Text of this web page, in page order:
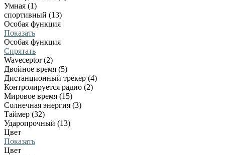
Умная (1)
спортивный (13)
Особая функция
Показать
Особая функция
Спрятать
Waveceptor (2)
Двойное время (5)
Дистанционный трекер (4)
Контролируется радио (2)
Мировое время (15)
Солнечная энергия (3)
Таймер (32)
Ударопрочный (13)
Цвет
Показать
Цвет